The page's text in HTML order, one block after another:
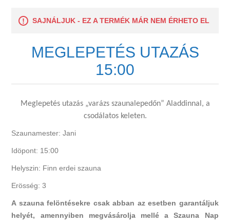
SAJNÁLJUK - EZ A TERMÉK MÁR NEM ÉRHETO EL
MEGLEPETÉS UTAZÁS
15:00
Meglepetés utazás „varázs szaunalepedőn” Aladdinnal, a
csodálatos keleten.
Szaunamester: Jani
Idöpont: 15:00
Helyszin: Finn erdei szauna
Erösség: 3
A szauna felöntésekre csak abban az esetben garantáljuk
helyét, amennyiben megvásárolja mellé a Szauna Nap